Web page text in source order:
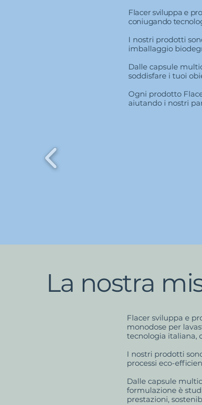
Flacer sviluppa e
coniugando
I nostri prodotti
imballaggio
Dalle capsule
soddisfare i tuoi
Ogni prodotto
aiutando i nostri
La nostra
Flacer sviluppa e
monodose per
tecnologia italiana,
I nostri prodotti
processi eco-
Dalle capsule
formulazione è
prestazioni,